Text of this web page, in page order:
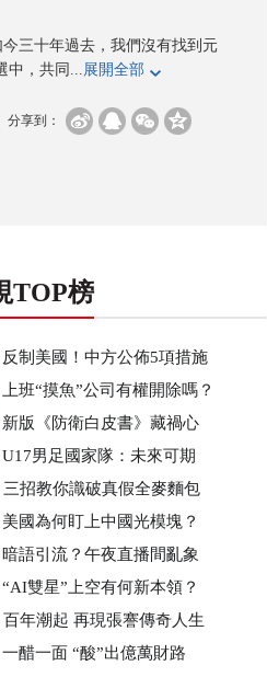
三十年過去，我們沒有找到元
中，共同...展開全部
分享到：
TOP榜
反制美國！中方公佈5項措施
上班“摸魚”公司有權開除嗎？
新版《防衛白皮書》藏禍心
U17男足國家隊：未來可期
三招教你識破真假全麥麵包
美國為何盯上中國光模塊？
暗語引流？午夜直播間亂象
“AI雙星”上空有何新本領？
百年潮起 再現張謇傳奇人生
一醋一面 “酸”出億萬財路